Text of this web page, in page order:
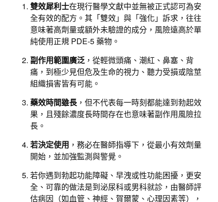
雙效犀利士在現行醫學文獻中並無被正式認可為安
全有效的配方。其「雙效」與「強化」訴求，往往
意味著高劑量或額外未驗證的成分，風險遠高於單
純使用正規 PDE-5 藥物。
副作用範圍廣泛，從輕微頭痛、潮紅、鼻塞、背
痛，到極少見但危及生命的視力、聽力受損或陰莖
組織損害皆有可能。
藥效時間雖長 ，但不代表每一時刻都能達到勃起效
果，且殘餘濃度長時間存在也意味著副作用風險拉
長。
若決定使用 ，務必在醫師指導下，從最小有效劑量
開始，並加強監測與警覺。
若你遇到勃起功能障礙、早洩或性功能困擾，更安
全、可靠的做法是到泌尿科或男科就診，由醫師評
估病因（如血管、神經、賀爾蒙、心理因素等），